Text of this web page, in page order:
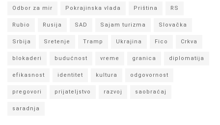
Odbor za mir Pokrajinska vlada Priština RS
Rubio Rusija SAD Sajam turizma Slovačka
Srbija Sretenje Tramp Ukrajina Fico Crkva
blokaderi budućnost vreme granica diplomatija
efikasnost identitet kultura odgovornost
pregovori prijateljstvo razvoj saobraćaj
saradnja